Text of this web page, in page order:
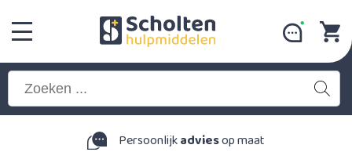
Persoonlijkadviesop maat